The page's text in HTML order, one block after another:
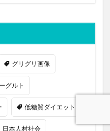
グリグリ画像
グルト
低糖質ダイエット
日本人村社会